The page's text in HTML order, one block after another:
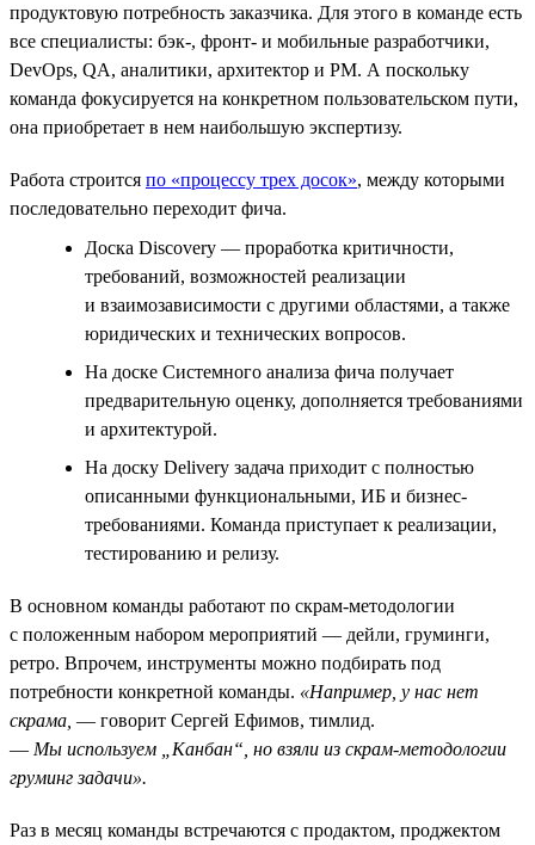
продуктовую потребность заказчика. Для этого в команде есть
все специалисты: бэк-, фронт- и мобильные разработчики,
DevOps, QA, аналитики, архитектор и PM. А поскольку
команда фокусируется на конкретном пользовательском пути,
она приобретает в нем наибольшую экспертизу.
Работа строится по «процессу трех досок», между которыми
последовательно переходит фича.
Доска Discovery — проработка критичности,
требований, возможностей реализации
и взаимозависимости с другими областями, а также
юридических и технических вопросов.
На доске Системного анализа фича получает
предварительную оценку, дополняется требованиями
и архитектурой.
На доску Delivery задача приходит с полностью
описанными функциональными, ИБ и бизнес-
требованиями. Команда приступает к реализации,
тестированию и релизу.
В основном команды работают по скрам-методологии
с положенным набором мероприятий — дейли, груминги,
ретро. Впрочем, инструменты можно подбирать под
потребности конкретной команды. «Например, у нас нет
скрама, — говорит Сергей Ефимов, тимлид.
— Мы используем „Канбан“, но взяли из скрам-методологии
груминг задачи».
Раз в месяц команды встречаются с продактом, проджектом